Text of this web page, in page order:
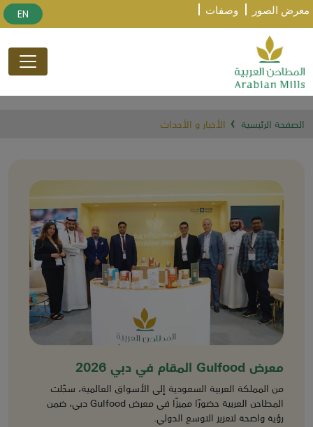
معرض الصور وصفات EN
الصفحة الرئيسية الأخبار و الأحداث
معرض Gulfood المقام في دبي 2026
من المملكة العربية السعودية إلى الأسواق العالمية، سجّلت
المطاحن العربية حضورًا مميزًا في معرض Gulfood دبي، ضمن
رؤية واضحة لتعزيز التوسع الدولي.